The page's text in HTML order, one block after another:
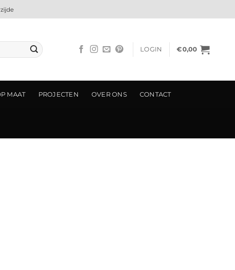
LOGIN €0,00
MAAT PROJECTEN OVER ONS CONTACT